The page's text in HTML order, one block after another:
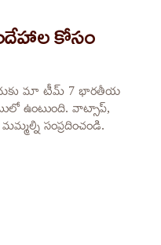
కోసం
మా టీమ్ 7 భారతీయ
ఉంటుంది. వాట్సాప్,
సంప్రదించండి.